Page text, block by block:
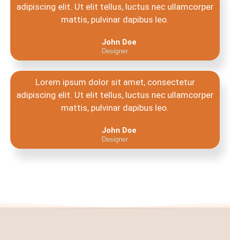
adipiscing elit. Ut elit tellus, luctus nec ullamcorper
mattis, pulvinar dapibus leo.
John Doe
Designer
Lorem ipsum dolor sit amet, consectetur
adipiscing elit. Ut elit tellus, luctus nec ullamcorper
mattis, pulvinar dapibus leo.
John Doe
Designer